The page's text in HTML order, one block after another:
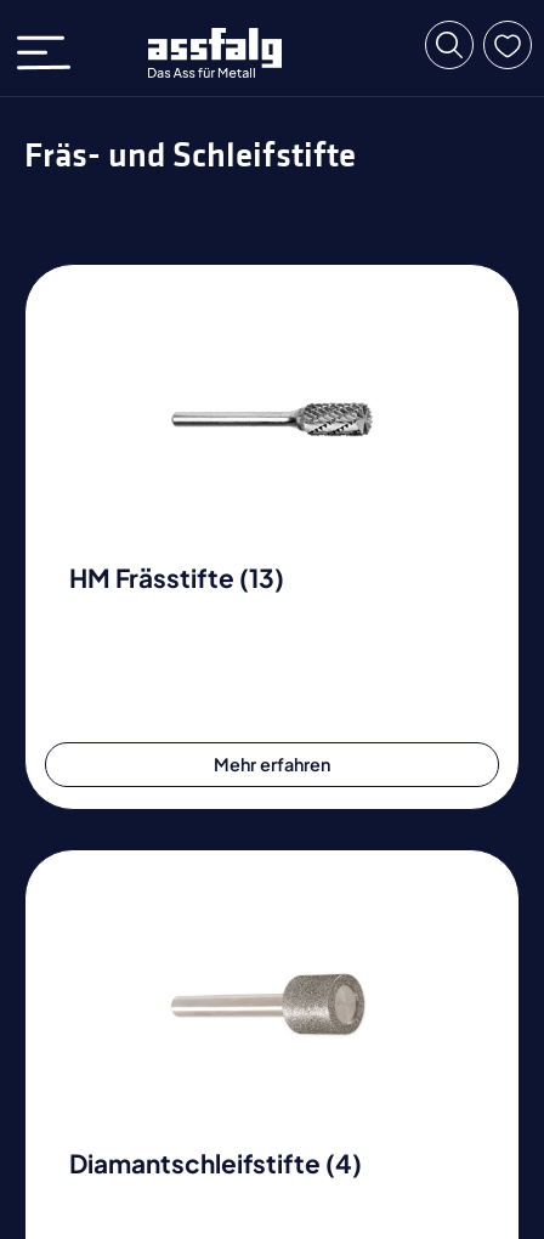
Fräs- und Schleifstifte
HM Frässtifte (13)
Mehr erfahren
Diamantschleifstifte (4)